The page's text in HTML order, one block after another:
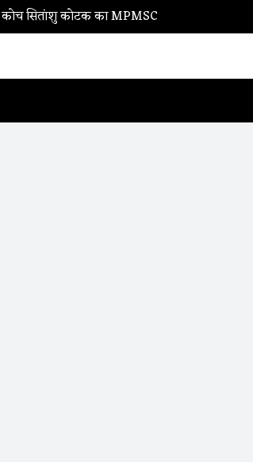
का MPMSC दौरा, युवा क्रिकेटरों को दिए